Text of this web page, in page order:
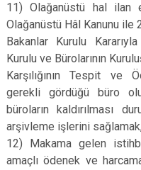
11) Olağanüstü hal ilan
Olağanüstü Hâl Kanunu
Bakanlar Kurulu
Kurulu ve Bürolarının
Karşılığının Tespit ve
gerekli gördüğü büro
büroların kaldırılması
arşivleme işlerini
12) Makama gelen
amaçlı ödenek ve